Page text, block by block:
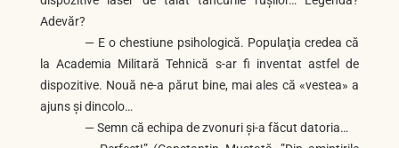
Adevăr?
— E o chestiune psihologică. Populaţia credea că
la Academia Militară Tehnică s-ar fi inventat astfel de
dispozitive. Nouă ne-a părut bine, mai ales că «vestea» a
ajuns şi dincolo…
— Semn că echipa de zvonuri şi-a făcut datoria…